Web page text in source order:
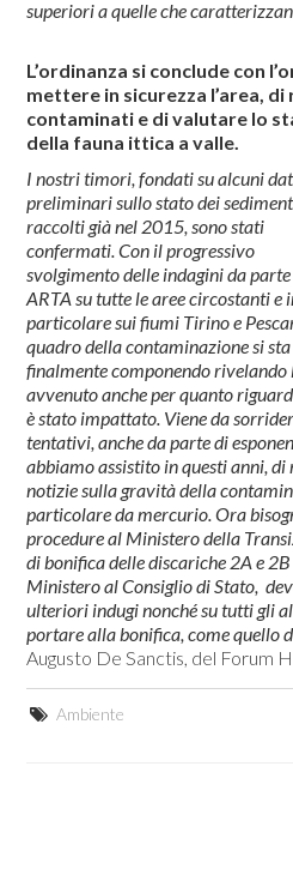
superiori a quelle che
L’ordinanza si conclude con
mettere in sicurezza l’area,
contaminati e di valutare lo
della fauna ittica a valle.
I nostri timori, fondati su alcuni
preliminari sullo stato dei
raccolti già nel 2015, sono stati
confermati. Con il progressivo
svolgimento delle indagini da
ARTA su tutte le aree circostanti e
particolare sui fiumi Tirino e
quadro della contaminazione si sta
finalmente componendo
avvenuto anche per quanto
è stato impattato. Viene da
tentativi, anche da parte di
abbiamo assistito in questi anni,
notizie sulla gravità della
particolare da mercurio. Ora
procedure al Ministero della
di bonifica delle discariche 2A e
Ministero al Consiglio di Stato,
ulteriori indugi nonché su tutti gli
portare alla bonifica, come quello
Augusto De Sanctis, del Forum
Ambiente